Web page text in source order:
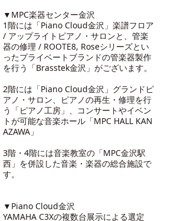
▼MPC楽器センター金沢
1階には「Piano Cloud金沢」楽譜フロア
/ アップライトピアノ・サロンと、管楽
器の修理 / ROOTE8, Roseシリーズとい
ったプライベートブランドの管楽器製作
を行う「Brasstek金沢」がございます。
2階には「Piano Cloud金沢」グランドピ
アノ・サロン、ピアノの再生・修理を行
う「ピアノ工房」、コンサートやイベン
トが可能な音楽ホール「MPC HALL KAN
AZAWA」
3階・4階には音楽教室の「MPC金沢駅
西」を併設した音楽・楽器の総合施設で
す。
▼Piano Cloud金沢
YAMAHA C3Xの複数台展示による選定